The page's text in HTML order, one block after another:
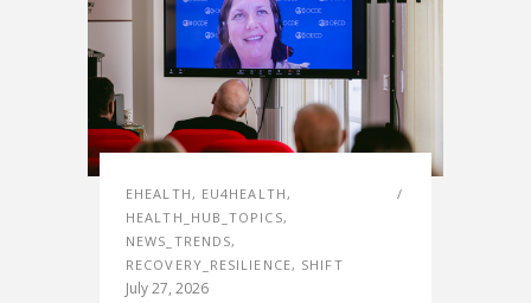
EHEALTH , EU4HEALTH ,
HEALTH_HUB_TOPICS,
NEWS_TRENDS,
RECOVERY_RESILIENCE, SHIFT
July 27, 2026